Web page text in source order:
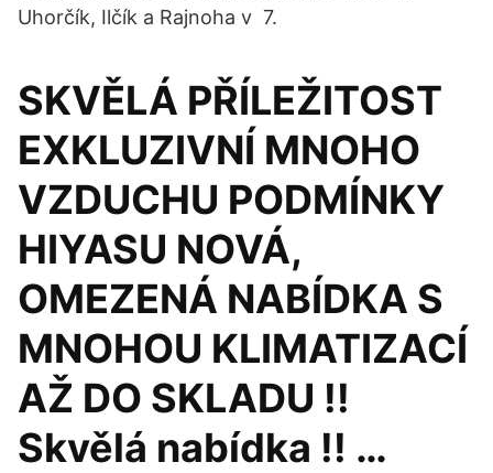
Uhorčík, Ilčík a Rajnoha v 7.
SKVĚLÁ PŘÍLEŽITOST
EXKLUZIVNÍ MNOHO
VZDUCHU PODMÍNKY
HIYASU NOVÁ,
OMEZENÁ NABÍDKA S
MNOHOU KLIMATIZACÍ
AŽ DO SKLADU !!
Skvělá nabídka !! …